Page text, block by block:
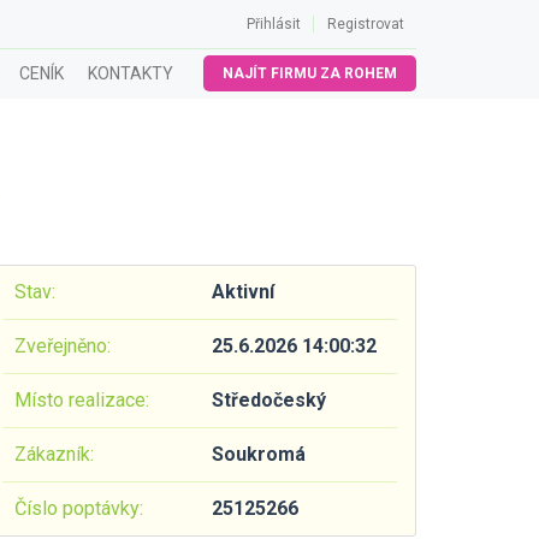
Přihlásit Registrovat
CENÍK KONTAKTY NAJÍT FIRMU ZA ROHEM
Stav: Aktivní
Zveřejněno: 25.6.2026 14:00:32
Místo realizace: Středočeský
Zákazník: Soukromá
Číslo poptávky: 25125266